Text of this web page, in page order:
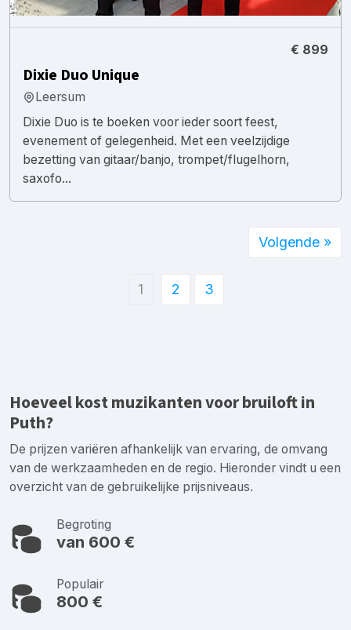
€ 899
Dixie Duo Unique
Leersum
Dixie Duo is te boeken voor ieder soort feest,
evenement of gelegenheid. Met een veelzijdige
bezetting van gitaar/banjo, trompet/flugelhorn,
saxofo...
1 2 3
Volgende »
Hoeveel kost muzikanten voor bruiloft in
Puth?
De prijzen variëren afhankelijk van ervaring, de omvang
van de werkzaamheden en de regio. Hieronder vindt u een
overzicht van de gebruikelijke prijsniveaus.
Begroting
van 600 €
Populair
800 €